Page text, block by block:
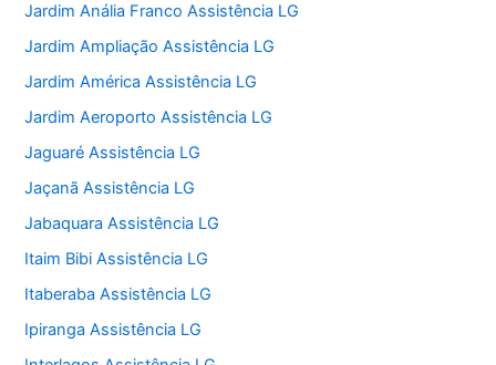
Jardim Anália Franco Assistência LG
Jardim Ampliação Assistência LG
Jardim América Assistência LG
Jardim Aeroporto Assistência LG
Jaguaré Assistência LG
Jaçanã Assistência LG
Jabaquara Assistência LG
Itaim Bibi Assistência LG
Itaberaba Assistência LG
Ipiranga Assistência LG